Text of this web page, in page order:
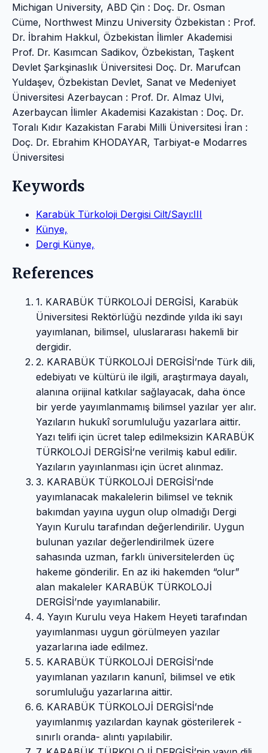
Michigan University, ABD Çin : Doç. Dr. Osman
Cüme, Northwest Minzu University Özbekistan : Prof.
Dr. İbrahim Hakkul, Özbekistan İlimler Akademisi
Prof. Dr. Kasımcan Sadikov, Özbekistan, Taşkent
Devlet Şarkşinaslık Üniversitesi Doç. Dr. Marufcan
Yuldaşev, Özbekistan Devlet, Sanat ve Medeniyet
Üniversitesi Azerbaycan : Prof. Dr. Almaz Ulvi,
Azerbaycan İlimler Akademisi Kazakistan : Doç. Dr.
Toralı Kıdır Kazakistan Farabi Milli Üniversitesi İran :
Doç. Dr. Ebrahim KHODAYAR, Tarbiyat-e Modarres
Üniversitesi
Keywords
Karabük Türkoloji Dergisi Cilt/Sayı:III
Künye,
Dergi Künye,
References
1. KARABÜK TÜRKOLOJİ DERGİSİ, Karabük
Üniversitesi Rektörlüğü nezdinde yılda iki sayı
yayımlanan, bilimsel, uluslararası hakemli bir
dergidir.
2. KARABÜK TÜRKOLOJİ DERGİSİ’nde Türk dili,
edebiyatı ve kültürü ile ilgili, araştırmaya dayalı,
alanına orijinal katkılar sağlayacak, daha önce
bir yerde yayımlanmamış bilimsel yazılar yer alır.
Yazıların hukukî sorumluluğu yazarlara aittir.
Yazı telifi için ücret talep edilmeksizin KARABÜK
TÜRKOLOJİ DERGİSİ’ne verilmiş kabul edilir.
Yazıların yayınlanması için ücret alınmaz.
3. KARABÜK TÜRKOLOJİ DERGİSİ’nde
yayımlanacak makalelerin bilimsel ve teknik
bakımdan yayına uygun olup olmadığı Dergi
Yayın Kurulu tarafından değerlendirilir. Uygun
bulunan yazılar değerlendirilmek üzere
sahasında uzman, farklı üniversitelerden üç
hakeme gönderilir. En az iki hakemden “olur”
alan makaleler KARABÜK TÜRKOLOJİ
DERGİSİ’nde yayımlanabilir.
4. Yayın Kurulu veya Hakem Heyeti tarafından
yayımlanması uygun görülmeyen yazılar
yazarlarına iade edilmez.
5. KARABÜK TÜRKOLOJİ DERGİSİ’nde
yayımlanan yazıların kanunî, bilimsel ve etik
sorumluluğu yazarlarına aittir.
6. KARABÜK TÜRKOLOJİ DERGİSİ’nde
yayımlanmış yazılardan kaynak gösterilerek -
sınırlı oranda- alıntı yapılabilir.